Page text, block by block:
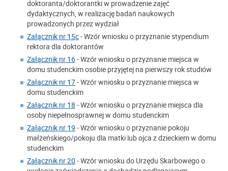
doktoranta/doktorantki w prowadzenie zajęć
dydaktycznych, w realizację badań naukowych
prowadzonych przez wydział
Załącznik nr 15c- Wzór wniosku o przyznanie stypendium
rektora dla doktorantów
Załącznik nr 16- Wzór wniosku o przyznanie miejsca w
domu studenckim osobie przyjętej na pierwszy rok studiów
Załącznik nr 17- Wzór wniosku o przyznanie miejsca w
domu studenckim
Załącznik nr 18 - Wzór wniosku o przyznanie miejsca dla
osoby niepełnosprawnej w domu studenckim
Załącznik nr 19 - Wzór wniosku o przyznanie pokoju
małżeńskiego/pokoju dla matki lub ojca z dzieckiem w domu
studenckim
Załącznik nr 20 - Wzór wniosku do Urzędu Skarbowego o